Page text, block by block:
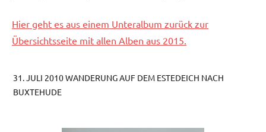
Hier geht es aus einem Unteralbum zurück zur
Übersichtsseite mit allen Alben aus 2015.
31. JULI 2010 WANDERUNG AUF DEM ESTEDEICH NACH
BUXTEHUDE